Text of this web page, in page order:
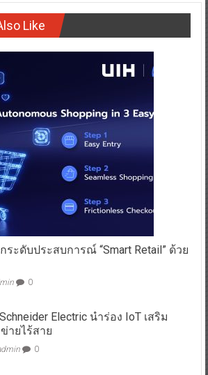
Like
ระดับประสบการณ์ “Smart Retail” ด้วย
0
Electric นำร่อง IoT เสริม
ายไร้สาย
0